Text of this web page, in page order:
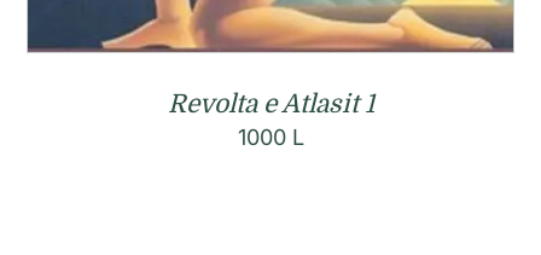
Revolta e Atlasit 1
1000 L